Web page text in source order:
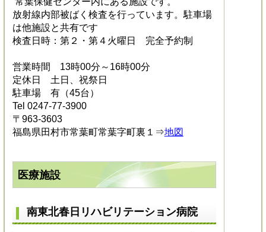
放射線内部被ばく検査を行っています。駐車場
は他施設と共有です
検査日時：第２・第４火曜日 完全予約制
営業時間 13時00分～16時00分
定休日 土日、祝祭日
駐車場 有（45台）
Tel 0247-77-3900
〒963-3603
福島県田村市常葉町常葉字町裏１⇒地図
医療施設
南東北春日リハビリテーション病院